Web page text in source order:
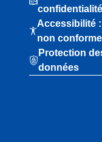
confidentialité
Accessibilité :
non conforme
Protection
données